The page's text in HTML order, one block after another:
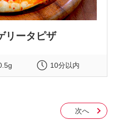
リータピザ
10分以内
次へ